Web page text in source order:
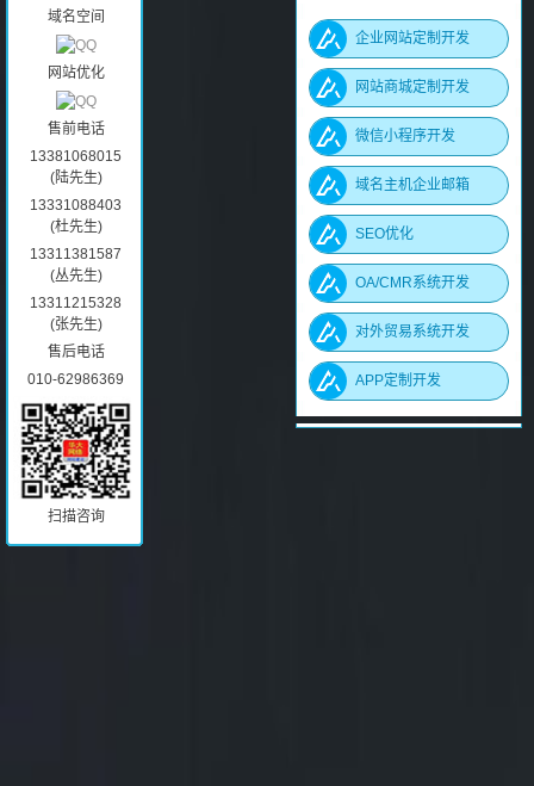
域名空间
网站优化
售前电话
13381068015
(陆先生)
13331088403
(杜先生)
13311381587
(丛先生)
13311215328
(张先生)
售后电话
010-62986369
扫描咨询
企业网站定制开发
网站商城定制开发
微信小程序开发
域名主机企业邮箱
SEO优化
OA/CMR系统开发
对外贸易系统开发
APP定制开发